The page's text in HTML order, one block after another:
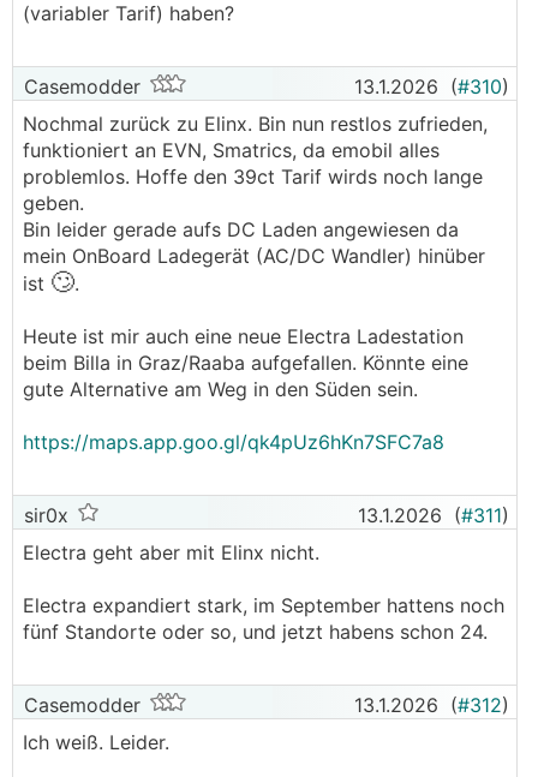
(variabler Tarif) haben?
Casemodder 13.1.2026 (#310)
Nochmal zurück zu Elinx. Bin nun restlos zufrieden,
funktioniert an EVN, Smatrics, da emobil alles
problemlos. Hoffe den 39ct Tarif wirds noch lange
geben.
Bin leider gerade aufs DC Laden angewiesen da
mein OnBoard Ladegerät (AC/DC Wandler) hinüber
ist 🙄.
Heute ist mir auch eine neue Electra Ladestation
beim Billa in Graz/Raaba aufgefallen. Könnte eine
gute Alternative am Weg in den Süden sein.
https://maps.app.goo.gl/qk4pUz6hKn7SFC7a8
sir0x 13.1.2026 (#311)
Electra geht aber mit Elinx nicht.
Electra expandiert stark, im September hattens noch
fünf Standorte oder so, und jetzt habens schon 24.
Casemodder 13.1.2026 (#312)
Ich weiß. Leider.